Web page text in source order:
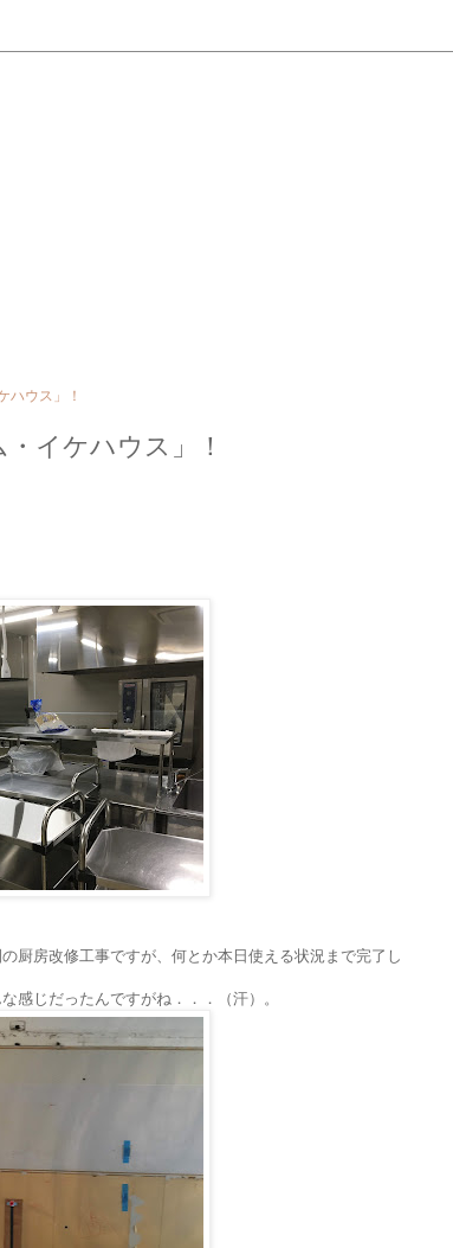
ハウス」！
イケハウス」！
厨房改修工事ですが、何とか本日使える状況まで完了し
感じだったんですがね．．．（汗）。